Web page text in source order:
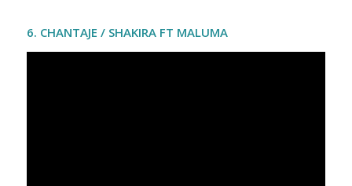
6. CHANTAJE / SHAKIRA FT MALUMA